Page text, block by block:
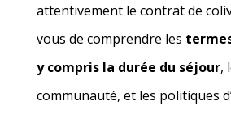
attentivement le contrat de
vous de comprendre les
y compris la durée du séjour,
communauté, et les politiques